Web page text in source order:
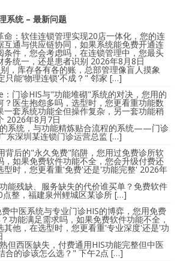
系统 – 最新问题
命：软佳连锁管理实现20店一体化，您的连
互通与供应链协同，如果系统能免费开通连
条件，您会考虑吗，在连锁管理中，您最头
务统一，还是患者识别 2026年8月8日
，库存各有各的账，总部管理像盲人摸象
能'物理连锁'不成？" 邻家 […]
门诊HIS与"功能堆砌"系统的对决，您用的
？医生抱怨多吗，选型时，您更看重功能数
一套系统功能全但操作复杂，另一套功能稍
2026年8月7日
系统，与功能精炼贴合流程的系统——门诊
东深圳某连锁门诊运营总监 […]
背后的"永久免费"陷阱，您用过免费诊所软
，如果免费软件功能不全，您会升级付费还
型时，您更看重'免费'还是'功能完整' 2026年
能残缺、服务缺失的代价谁买单？免费软件
整，福建泉州鲤城区某诊所 […]
中医系统与专业门诊HIS的博弈，您用免费
功能满足需求吗，如果免费软件功能不全，
其他，在选型时，您更看重'专业深度'还是'功
但西医缺失，付费通用HIS功能完整但中医
的诊该怎么选？" 下午2点 […]